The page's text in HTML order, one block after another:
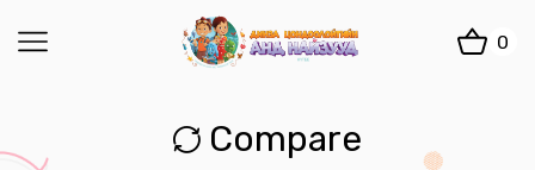
0
Compare